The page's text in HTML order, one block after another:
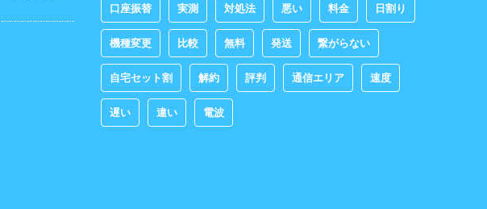
口座振替 実測 対処法 悪い 料金 日割り
機種変更 比較 無料 発送 繋がらない
自宅セット割 解約 評判 通信エリア 速度
遅い 違い 電波